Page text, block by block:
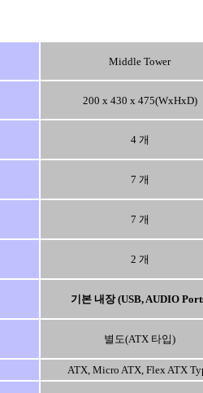
Middle Tower
200 x 430 x 475(WxHxD)
4 개
7 개
7 개
2 개
기본 내장 (USB, AUDIO
별도(ATX 타입)
ATX, Micro ATX, Flex ATX